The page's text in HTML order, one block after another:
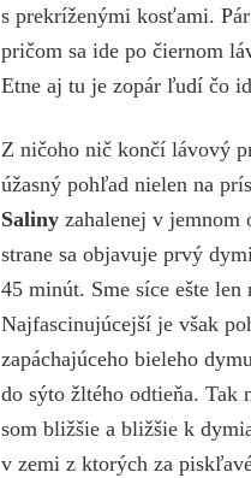
s prekríženými kosťami.
pričom sa ide po čiernom
Etne aj tu je zopár ľudí čo
Z ničoho nič končí lávový
úžasný pohľad nielen na
Saliny zahalenej v jemnom
strane sa objavuje prvý
45 minút. Sme síce ešte
Najfascinujúcejší je však
zapáchajúceho bieleho
do sýto žltého odtieňa. Tak
som bližšie a bližšie k
v zemi z ktorých za